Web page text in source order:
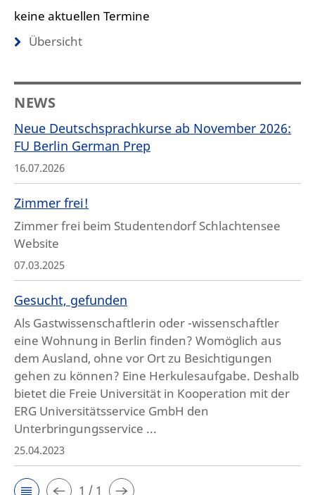
keine aktuellen Termine
Übersicht
NEWS
Neue Deutschsprachkurse ab November 2026:
FU Berlin German Prep
16.07.2026
Zimmer frei!
Zimmer frei beim Studentendorf Schlachtensee
Website
07.03.2025
Gesucht, gefunden
Als Gastwissenschaftlerin oder -wissenschaftler
eine Wohnung in Berlin finden? Womöglich aus
dem Ausland, ohne vor Ort zu Besichtigungen
gehen zu können? Eine Herkulesaufgabe. Deshalb
bietet die Freie Universität in Kooperation mit der
ERG Universitätsservice GmbH den
Unterbringungsservice ...
25.04.2023
1 / 1